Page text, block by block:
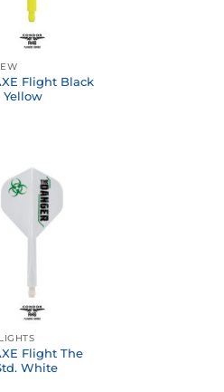
Flight Black
Yellow
Flight The
White